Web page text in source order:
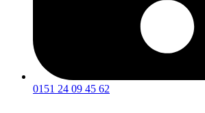
0151 24 09 45 62